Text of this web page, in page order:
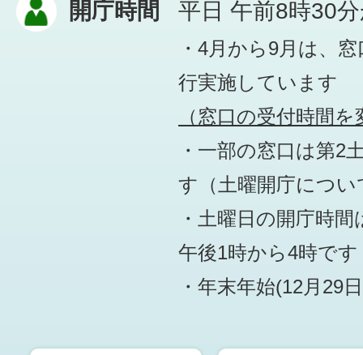
開庁時間 平日 午前8時30
・4月から9月は、
行実施しています
（窓口の受付時間
・一部の窓口は第2
す （土曜開庁につ
・土曜日の開庁時
午後1時から4時です
・年末年始(12月29